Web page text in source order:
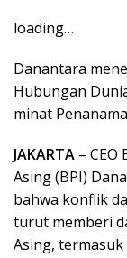
loading…
Danantara
Hubungan
minat
JAKARTA –
Asing (BPI)
bahwa konflik
turut memberi
Asing, termasuk